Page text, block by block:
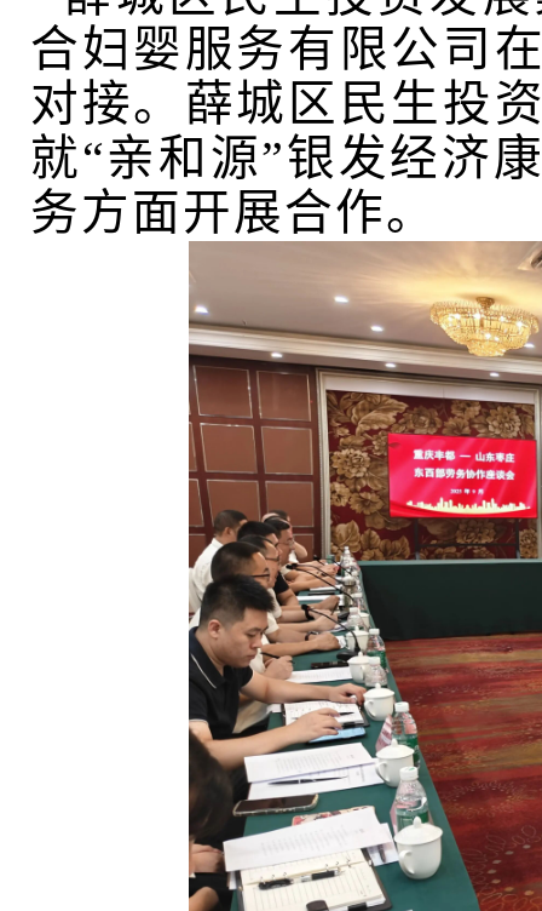
合妇婴服务有限公司
对接。薛城区民生投
就“亲和源”银发经济
务方面开展合作。